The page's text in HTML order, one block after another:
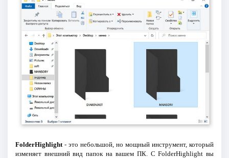
FolderHighlight- это небольшой, но мощный инструмент, который
изменяет внешний вид папок на вашем ПК. С FolderHighlight вы